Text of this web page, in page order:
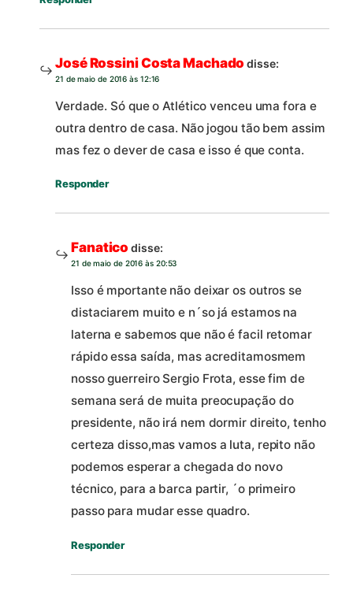
José Rossini Costa Machado disse:
21 de maio de 2016 às 12:16
Verdade. Só que o Atlético venceu uma fora e
outra dentro de casa. Não jogou tão bem assim
mas fez o dever de casa e isso é que conta.
Responder
Fanatico disse:
21 de maio de 2016 às 20:53
Isso é mportante não deixar os outros se
distaciarem muito e n´so já estamos na
laterna e sabemos que não é facil retomar
rápido essa saída, mas acreditamosmem
nosso guerreiro Sergio Frota, esse fim de
semana será de muita preocupação do
presidente, não irá nem dormir direito, tenho
certeza disso,mas vamos a luta, repito não
podemos esperar a chegada do novo
técnico, para a barca partir, ´o primeiro
passo para mudar esse quadro.
Responder